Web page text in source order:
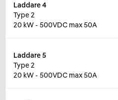
Laddare4
Type 2
20 kW - 500VDC max 50A
Laddare5
Type 2
20 kW - 500VDC max 50A